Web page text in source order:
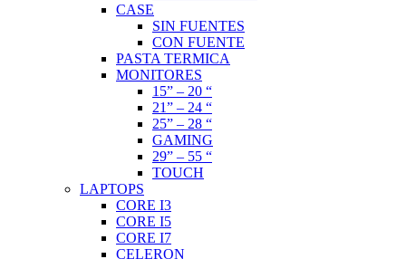
CASE
SIN FUENTES
CON FUENTE
PASTA TERMICA
MONITORES
15” – 20 “
21” – 24 “
25” – 28 “
GAMING
29” – 55 “
TOUCH
LAPTOPS
CORE I3
CORE I5
CORE I7
CELERON